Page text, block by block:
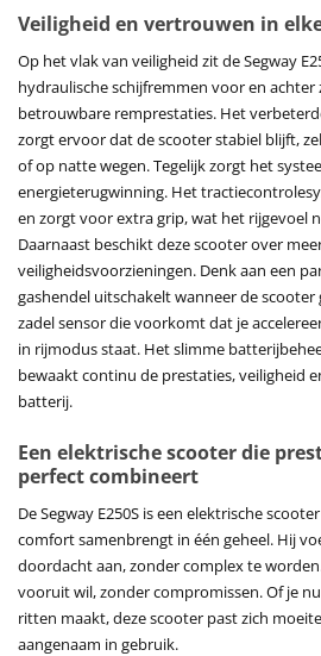
Veiligheid en vertrouwen in
Op het vlak van veiligheid zit de Segway
hydraulische schijfremmen voor en
betrouwbare remprestaties. Het
zorgt ervoor dat de scooter stabiel blijft,
of op natte wegen. Tegelijk zorgt het
energieterugwinning. Het
en zorgt voor extra grip, wat het rijgevoel
Daarnaast beschikt deze scooter over
veiligheidsvoorzieningen. Denk aan een
gashendel uitschakelt wanneer de scooter
zadel sensor die voorkomt dat je
in rijmodus staat. Het slimme
bewaakt continu de prestaties, veiligheid
batterij.
Een elektrische scooter die
perfect combineert
De Segway E250S is een elektrische
comfort samenbrengt in één geheel. Hij
doordacht aan, zonder complex te
vooruit wil, zonder compromissen. Of je
ritten maakt, deze scooter past zich
aangenaam in gebruik.